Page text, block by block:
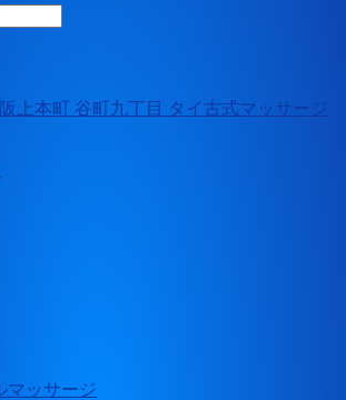
上本町 谷町九丁目 タイ古式マッサージ
マッサージ